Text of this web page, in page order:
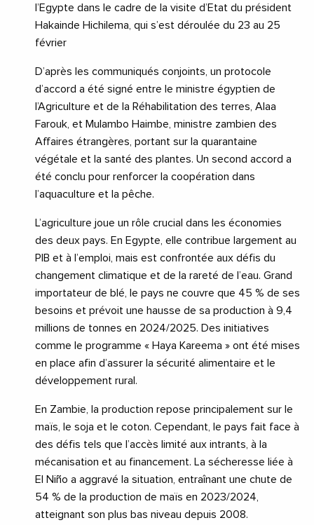
l’Egypte dans le cadre de la visite d’Etat du président
Hakainde Hichilema, qui s’est déroulée du 23 au 25
février
D’après les communiqués conjoints, un protocole
d’accord a été signé entre le ministre égyptien de
l’Agriculture et de la Réhabilitation des terres, Alaa
Farouk, et Mulambo Haimbe, ministre zambien des
Affaires étrangères, portant sur la quarantaine
végétale et la santé des plantes. Un second accord a
été conclu pour renforcer la coopération dans
l’aquaculture et la pêche.
L’agriculture joue un rôle crucial dans les économies
des deux pays. En Egypte, elle contribue largement au
PIB et à l’emploi, mais est confrontée aux défis du
changement climatique et de la rareté de l’eau. Grand
importateur de blé, le pays ne couvre que 45 % de ses
besoins et prévoit une hausse de sa production à 9,4
millions de tonnes en 2024/2025. Des initiatives
comme le programme « Haya Kareema » ont été mises
en place afin d’assurer la sécurité alimentaire et le
développement rural.
En Zambie, la production repose principalement sur le
maïs, le soja et le coton. Cependant, le pays fait face à
des défis tels que l’accès limité aux intrants, à la
mécanisation et au financement. La sécheresse liée à
El Niño a aggravé la situation, entraînant une chute de
54 % de la production de maïs en 2023/2024,
atteignant son plus bas niveau depuis 2008.